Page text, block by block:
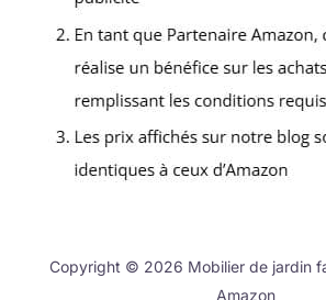
Copyright © 2026 Mobilier de jardin
Amazon